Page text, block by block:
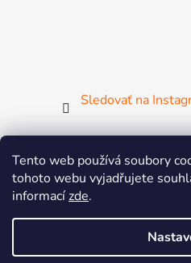
Tento web používá soubory
tohoto webu vyjadřujete
informacízde.
Sledovať na
ČGF ČSMG SGF
Žij pohybem
Aerobic
MIA